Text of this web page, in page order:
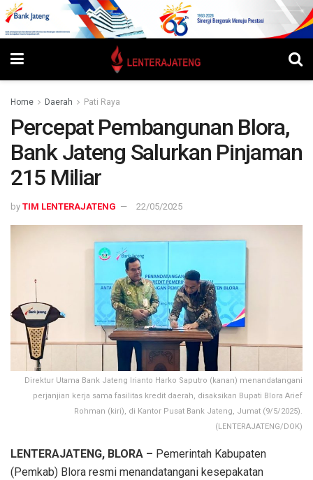
Home Daerah Pati Raya
Percepat Pembangunan Blora,
Bank Jateng Salurkan Pinjaman
215 Miliar
by TIM LENTERAJATENG 22/05/2025
Direktur Utama Bank Jateng Irianto Harko Saputro (kanan) menandatangani
perjanjian kerja sama fasilitas kredit daerah, disaksikan Bupati Blora Arief
Rohman (kiri), di Kantor Pusat Bank Jateng, Jumat (9/5/2025).
(LENTERAJATENG/DOK)
LENTERAJATENG, BLORA – Pemerintah Kabupaten
(Pemkab) Blora resmi menandatangani kesepakatan